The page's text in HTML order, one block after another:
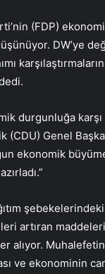
(FDP)
DW’ye
durgunluğa karşı
(CDU) Genel
ekonomik
artıran
alıyor.
ve ekonominin